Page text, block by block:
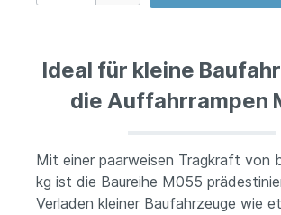
Ideal für kleine
die Auffahrrampen
Mit einer paarweisen Tragkraft von
kg ist die Baureihe M055
Verladen kleiner Baufahrzeuge wie